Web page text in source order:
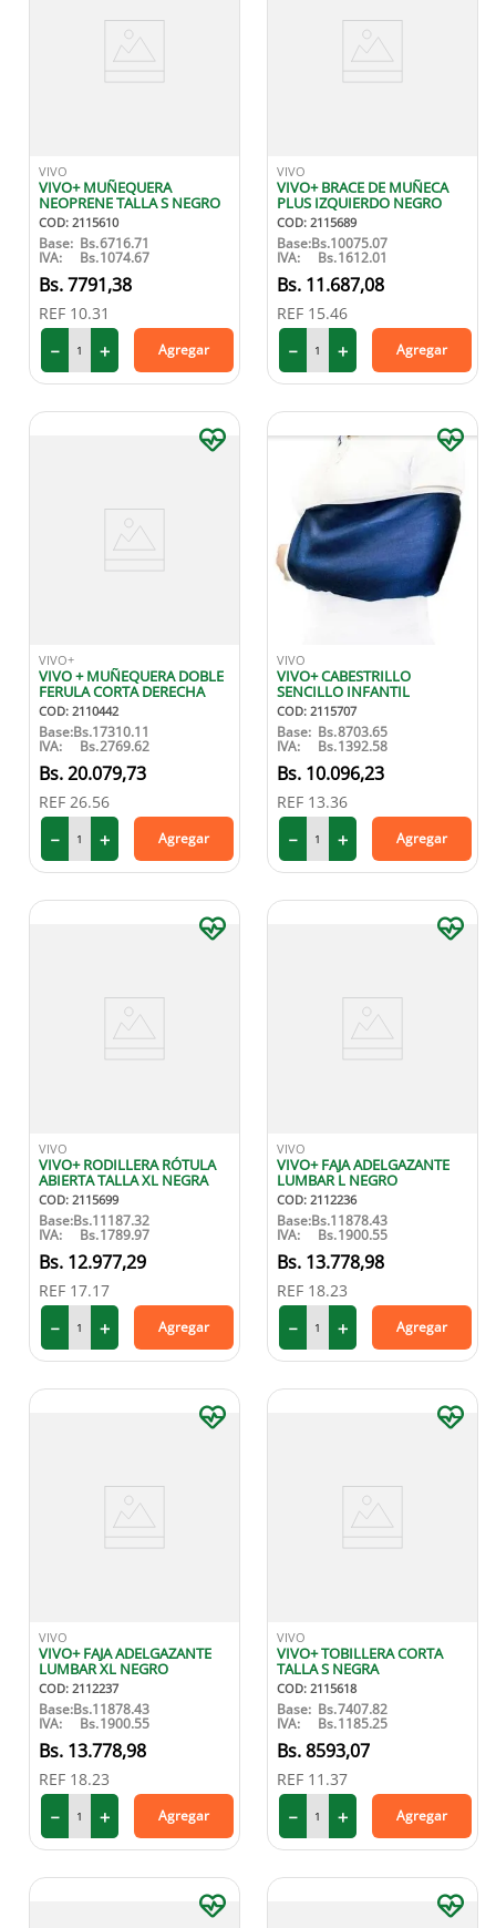
VIVO
VIVO+ MUÑEQUERA
NEOPRENE TALLA S NEGRO
COD: 2115610
Base: Bs.6716.71
IVA: Bs.1074.67
7791,38
REF 10.31
＋
－ Agregar
VIVO
VIVO+ BRACE DE MUÑECA
PLUS IZQUIERDO NEGRO
COD: 2115689
Base:Bs.10075.07
IVA: Bs.1612.01
11.687,08
REF 15.46
＋
－ Agregar
VIVO+
VIVO + MUÑEQUERA DOBLE
FERULA CORTA DERECHA
COD: 2110442
Base:Bs.17310.11
IVA: Bs.2769.62
20.079,73
REF 26.56
＋
－ Agregar
VIVO
VIVO+ CABESTRILLO
SENCILLO INFANTIL
COD: 2115707
Base: Bs.8703.65
IVA: Bs.1392.58
10.096,23
REF 13.36
＋
－ Agregar
VIVO
VIVO+ RODILLERA RÓTULA
ABIERTA TALLA XL NEGRA
COD: 2115699
Base:Bs.11187.32
IVA: Bs.1789.97
12.977,29
REF 17.17
＋
－ Agregar
VIVO
VIVO+ FAJA ADELGAZANTE
LUMBAR L NEGRO
COD: 2112236
Base:Bs.11878.43
IVA: Bs.1900.55
13.778,98
REF 18.23
＋
－ Agregar
VIVO
VIVO+ FAJA ADELGAZANTE
LUMBAR XL NEGRO
COD: 2112237
Base:Bs.11878.43
IVA: Bs.1900.55
13.778,98
REF 18.23
＋
－ Agregar
VIVO
VIVO+ TOBILLERA CORTA
TALLA S NEGRA
COD: 2115618
Base: Bs.7407.82
IVA: Bs.1185.25
8593,07
REF 11.37
＋
－ Agregar